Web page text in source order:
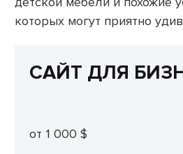
которых могут приятно
САЙТ ДЛЯ
от 1 000 $